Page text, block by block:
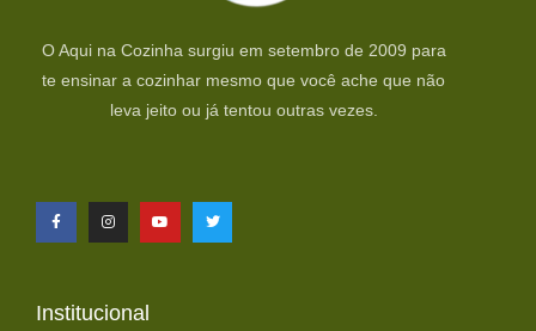
O Aqui na Cozinha surgiu em setembro de 2009 para
te ensinar a cozinhar mesmo que você ache que não
leva jeito ou já tentou outras vezes.
Institucional